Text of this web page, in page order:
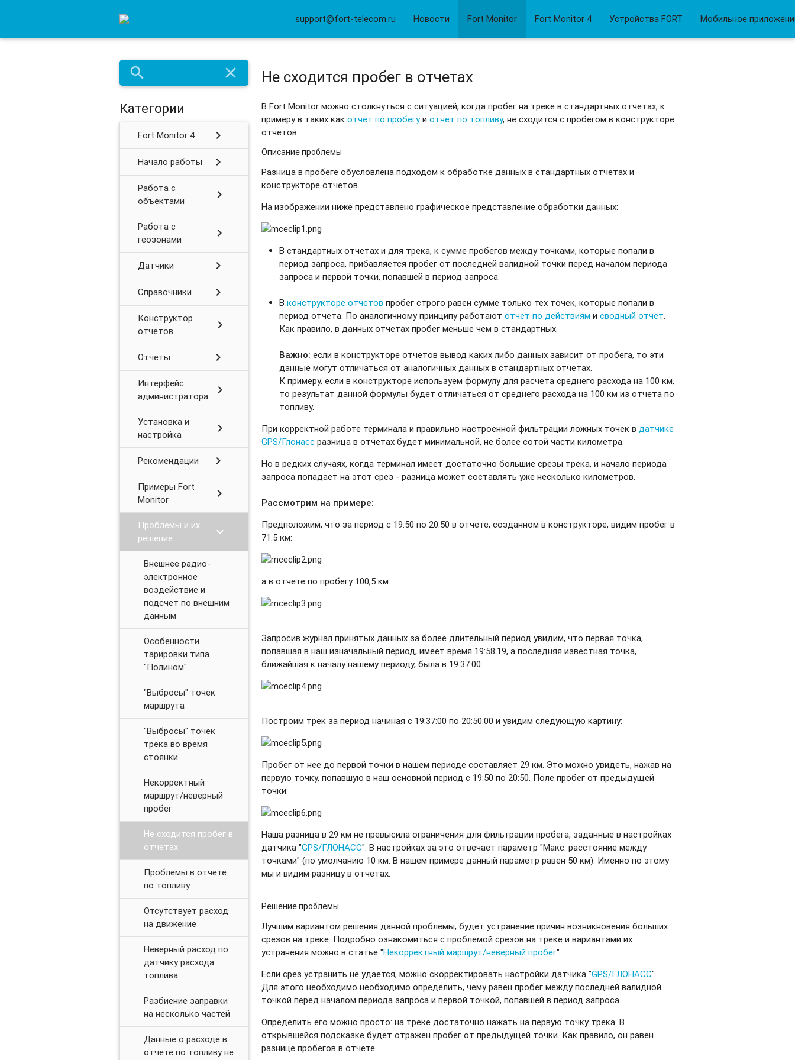
support@fort-telecom.ru Новости Fort Monitor Fort Monitor 4 Устройства FORT Мобильное
search close
Категории
Fort Monitor 4 chevron_right
Начало работы chevron_right
Работа с
объектами
chevron_right
Работа с
геозонами
chevron_right
Датчики chevron_right
Справочники chevron_right
Конструктор
отчетов
chevron_right
Отчеты chevron_right
Интерфейс
администратора
chevron_right
Установка и
настройка
chevron_right
Рекомендации chevron_right
Примеры Fort
Monitor
chevron_right
Проблемы и их
решение
chevron_right
Внешнее радио-
электронное
воздействие и
подсчет по внешним
данным
Особенности
тарировки типа
"Полином"
"Выбросы" точек
маршрута
"Выбросы" точек
трека во время
стоянки
Некорректный
маршрут/неверный
пробег
Не сходится пробег в
отчетах
Проблемы в отчете
по топливу
Отсутствует расход
на движение
Неверный расход по
датчику расхода
топлива
Разбиение заправки
на несколько частей
Данные о расходе в
отчете по топливу не
Не сходится пробег в отчетах
В Fort Monitor можно столкнуться с ситуацией, когда пробег на треке в стандартных отчетах, к
примеру в таких какотчет по пробегуиотчет по топливу, не сходится с пробегом в конструкторе
отчетов.
Описание проблемы
Разница в пробеге обусловлена подходом к обработке данных в стандартных отчетах и
конструкторе отчетов.
На изображении ниже представлено графическое представление обработки данных:
В стандартных отчетах и для трека, к сумме пробегов между точками, которые попали в
период запроса, прибавляется пробег от последней валидной точки перед началом периода
запроса и первой точки, попавшей в период запроса.
Вконструкторе отчетовпробег строго равен сумме только тех точек, которые попали в
период отчета. По аналогичному принципу работаютотчет по действиям исводный отчет
Как правило, в данных отчетах пробег меньше чем в стандартных.
Важно: если в конструкторе отчетов вывод каких либо данных зависит от пробега, то эти
данные могут отличаться от аналогичных данных в стандартных отчетах.
К примеру, если в конструкторе используем формулу для расчета среднего расхода на 100 км,
то результат данной формулы будет отличаться от среднего расхода на 100 км из отчета по
топливу.
При корректной работе терминала и правильно настроенной фильтрации ложных точек в датчике
GPS/Глонасс разница в отчетах будет минимальной, не более сотой части километра.
Но в редких случаях, когда терминал имеет достаточно большие срезы трека, и начало периода
запроса попадает на этот срез - разница может составлять уже несколько километров.
Рассмотрим на примере:
Предположим, что за период с 19:50 по 20:50 в отчете, созданном в конструкторе, видим пробег в
71.5 км:
а в отчете по пробегу 100,5 км:
Запросив журнал принятых данных за более длительный период увидим, что первая точка,
попавшая в наш изначальный период, имеет время 19:58:19, а последняя известная точка,
ближайшая к началу нашему периоду, была в 19:37:00.
Построим трек за период начиная с 19:37:00 по 20:50:00 и увидим следующую картину:
Пробег от нее до первой точки в нашем периоде составляет 29 км. Это можно увидеть, нажав на
первую точку, попавшую в наш основной период с 19:50 по 20:50. Поле пробег от предыдущей
точки:
Наша разница в 29 км не превысила ограничения для фильтрации пробега, заданные в настройках
датчика "GPS/ГЛОНАСС". В настройках за это отвечает параметр "Макс. расстояние между
точками" (по умолчанию 10 км. В нашем примере данный параметр равен 50 км). Именно по этому
мы и видим разницу в отчетах.
Решение проблемы
Лучшим вариантом решения данной проблемы, будет устранение причин возникновения больших
срезов на треке. Подробно ознакомиться с проблемой срезов на треке и вариантами их
устранения можно в статье "Некорректный маршрут/неверный пробег".
Если срез устранить не удается, можно скорректировать настройки датчика "GPS/ГЛОНАСС".
Для этого необходимо необходимо определить, чему равен пробег между последней валидной
точкой перед началом периода запроса и первой точкой, попавшей в период запроса.
Определить его можно просто: на треке достаточно нажать на первую точку трека. В
открывшейся подсказке будет отражен пробег от предыдущей точки. Как правило, он равен
разнице пробегов в отчете.